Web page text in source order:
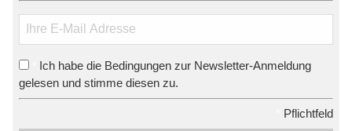
Ich habe die Bedingungen zur Newsletter-Anmeldung
gelesen und stimme diesen zu.
Pflichtfeld